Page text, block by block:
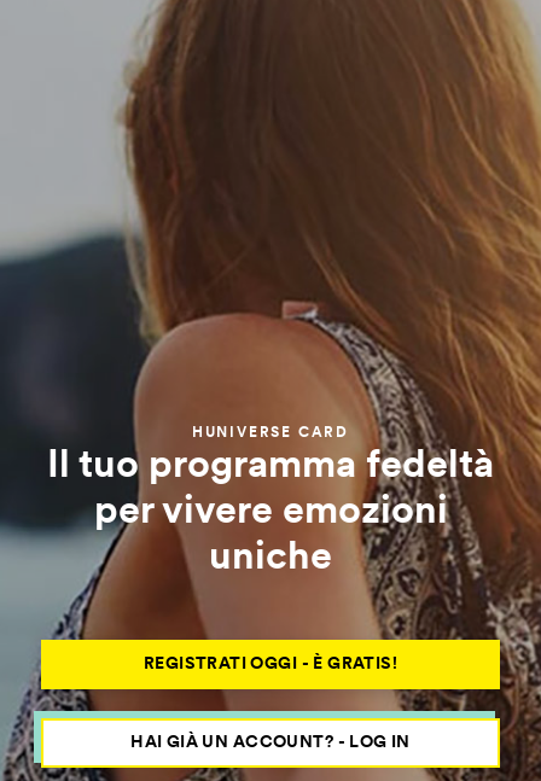
HUNIVERSE CARD
Il tuo programma fedeltà
per vivere emozioni
uniche
REGISTRATI OGGI - È GRATIS!
HAI GIÀ UN ACCOUNT? - LOG IN